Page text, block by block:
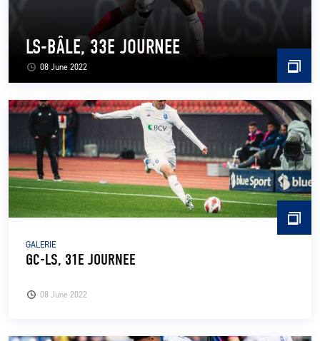
08 June 2022
LS-BÂLE, 33E JOURNEE
08 June 2022
GALERIE
GC-LS, 31E JOURNEE